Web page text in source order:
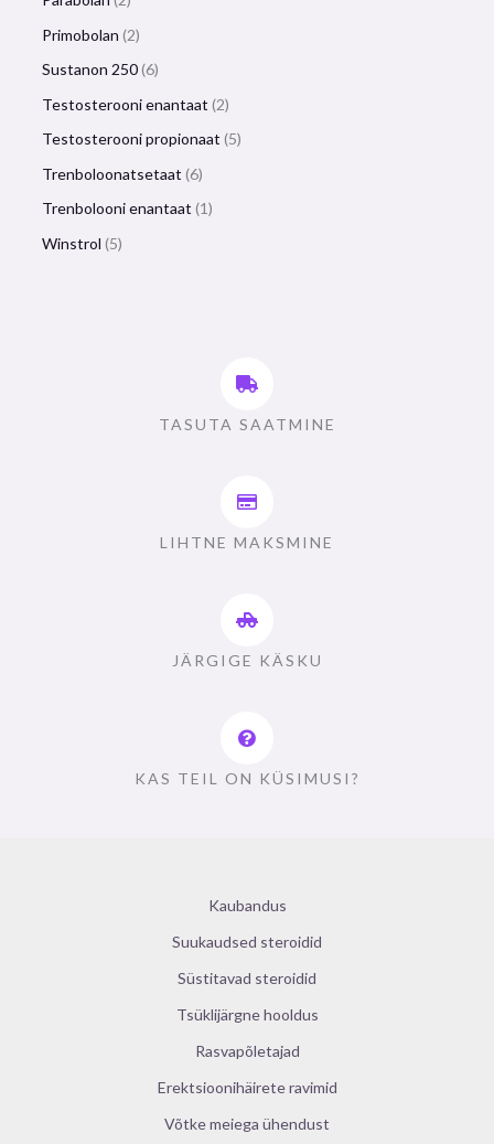
Primobolan 2
Sustanon 250 6
Testosterooni enantaat 2
Testosterooni propionaat 5
Trenboloonatsetaat 6
Trenbolooni enantaat 1
Winstrol 5
TASUTA SAATMINE
LIHTNE MAKSMINE
JÄRGIGE KÄSKU
KAS TEIL ON KÜSIMUSI?
Kaubandus
Suukaudsed steroidid
Süstitavad steroidid
Tsüklijärgne hooldus
Rasvapõletajad
Erektsioonihäirete ravimid
Võtke meiega ühendust